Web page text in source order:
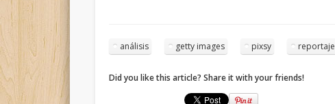
análisis getty images pixsy reportaje
Did you like this article? Share it with your friends!